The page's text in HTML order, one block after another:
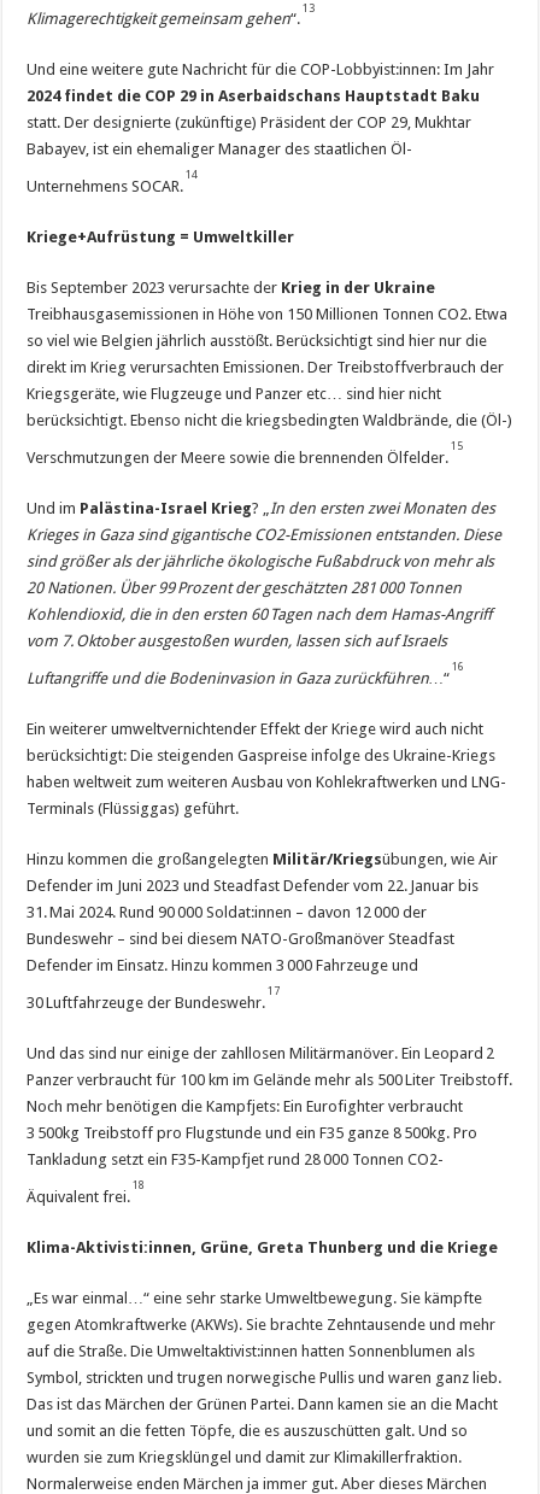
Klimagerechtigkeit gemeinsam gehen“.
13
Und eine weitere gute Nachricht für die COP-Lobbyist:innen: Im Jahr
2024 findet die COP 29 in Aserbaidschans Hauptstadt Baku
statt. Der designierte (zukünftige) Präsident der COP 29, Mukhtar
Babayev, ist ein ehemaliger Manager des staatlichen Öl-
Unternehmens SOCAR.
14
Kriege+Aufrüstung = Umweltkiller
Bis September 2023 verursachte der Krieg in der Ukraine
Treibhausgasemissionen in Höhe von 150 Millionen Tonnen CO2. Etwa
so viel wie Belgien jährlich ausstößt. Berücksichtigt sind hier nur die
direkt im Krieg verursachten Emissionen. Der Treibstoffverbrauch der
Kriegsgeräte, wie Flugzeuge und Panzer etc… sind hier nicht
berücksichtigt. Ebenso nicht die kriegsbedingten Waldbrände, die (Öl-)
Verschmutzungen der Meere sowie die brennenden Ölfelder.
15
Und im Palästina-Israel Krieg? „
In den ersten zwei Monaten des
Krieges in Gaza sind gigantische CO2-Emissionen entstanden. Diese
sind größer als der jährliche ökologische Fußabdruck von mehr als
20 Nationen. Über 99Prozent der geschätzten 281 000 Tonnen
Kohlendioxid, die in den ersten 60 Tagen nach dem Hamas-Angriff
vom 7. Oktober ausgestoßen wurden, lassen sich auf Israels
Luftangriffe und die Bodeninvasion in Gaza zurückführen…“
16
Ein weiterer umweltvernichtender Effekt der Kriege wird auch nicht
berücksichtigt: Die steigenden Gaspreise infolge des Ukraine-Kriegs
haben weltweit zum weiteren Ausbau von Kohlekraftwerken und LNG-
Terminals (Flüssiggas) geführt.
Hinzu kommen die großangelegten Militär/Kriegsübungen, wie Air
Defender im Juni 2023 und Steadfast Defender vom 22. Januar bis
31. Mai 2024. Rund 90 000 Soldat:innen – davon 12 000 der
Bundeswehr – sind bei diesem NATO-Großmanöver Steadfast
Defender im Einsatz. Hinzu kommen 3 000 Fahrzeuge und
30 Luftfahrzeuge der Bundeswehr.
17
Und das sind nur einige der zahllosen Militärmanöver. Ein Leopard 2
Panzer verbraucht für 100 km im Gelände mehr als 500 Liter Treibstoff.
Noch mehr benötigen die Kampfjets: Ein Eurofighter verbraucht
3 500kg Treibstoff pro Flugstunde und ein F35 ganze 8 500kg. Pro
Tankladung setzt ein F35-Kampfjet rund 28 000 Tonnen CO2-
Äquivalent frei.
18
Klima-Aktivisti:innen, Grüne, Greta Thunberg und die Kriege
„Es war einmal…“ eine sehr starke Umweltbewegung. Sie kämpfte
gegen Atomkraftwerke (AKWs). Sie brachte Zehntausende und mehr
auf die Straße. Die Umweltaktivist:innen hatten Sonnenblumen als
Symbol, strickten und trugen norwegische Pullis und waren ganz lieb.
Das ist das Märchen der Grünen Partei. Dann kamen sie an die Macht
und somit an die fetten Töpfe, die es auszuschütten galt. Und so
wurden sie zum Kriegsklüngel und damit zur Klimakillerfraktion.
Normalerweise enden Märchen ja immer gut. Aber dieses Märchen